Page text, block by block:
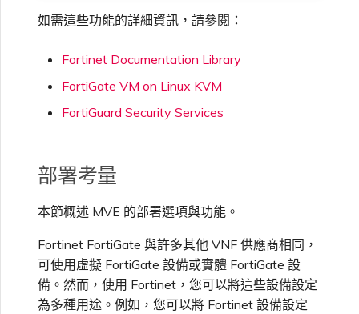
如需這些功能的詳細資訊，請參閱：
Fortinet Documentation Library
FortiGate VM on Linux KVM
FortiGuard Security Services
部署考量
本節概述 MVE 的部署選項與功能。
Fortinet FortiGate 與許多其他 VNF 供應商相同，
可使用虛擬 FortiGate 設備或實體 FortiGate 設
備。然而，使用 Fortinet，您可以將這些設備設定
為多種用途。例如，您可以將 Fortinet 設備設定